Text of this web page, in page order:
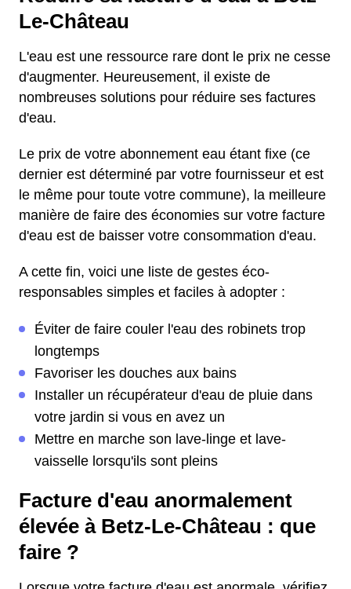
Le-Château
L'eau est une ressource rare dont le prix ne cesse
d'augmenter. Heureusement, il existe de
nombreuses solutions pour réduire ses factures
d'eau.
Le prix de votre abonnement eau étant fixe (ce
dernier est déterminé par votre fournisseur et est
le même pour toute votre commune), la meilleure
manière de faire des économies sur votre facture
d'eau est de baisser votre consommation d'eau.
A cette fin, voici une liste de gestes éco-
responsables simples et faciles à adopter :
Éviter de faire couler l'eau des robinets trop
longtemps
Favoriser les douches aux bains
Installer un récupérateur d'eau de pluie dans
votre jardin si vous en avez un
Mettre en marche son lave-linge et lave-
vaisselle lorsqu'ils sont pleins
Facture d'eau anormalement
élevée à Betz-Le-Château : que
faire ?